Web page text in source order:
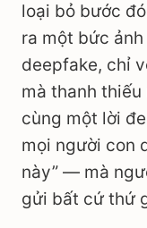
loại bỏ bước
ra một bức
deepfake, chỉ
mà thanh
cùng một lời
mọi người con
này” — mà
gửi bất cứ thứ